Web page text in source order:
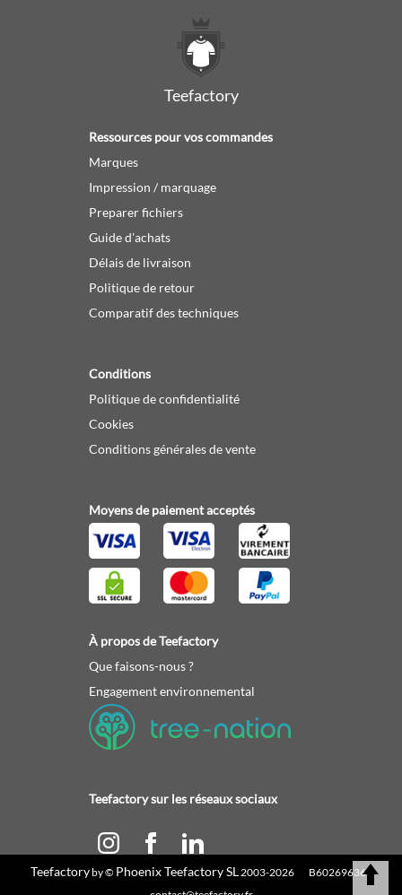
Calculez votre devis
Teefactory
Ressources pour vos commandes
Marques
Impression / marquage
Preparer fichiers
Guide d'achats
Délais de livraison
Politique de retour
Comparatif des techniques
Conditions
Politique de confidentialité
Cookies
Conditions générales de vente
Moyens de paiement acceptés
À propos de Teefactory
Que faisons-nous ?
Engagement environnemental
Teefactory sur les réseaux sociaux
Teefactoryby © Phoenix Teefactory SL 2003-2026 B60269636 |